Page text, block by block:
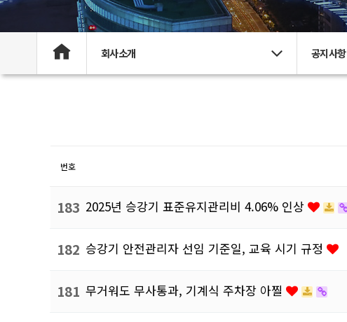
회사소개 공지사항
번호
183 2025년 승강기 표준유지관리비 4.06% 인상
182 승강기 안전관리자 선임 기준일, 교육 시기 규정
181 무거워도 무사통과, 기계식 주차장 아찔